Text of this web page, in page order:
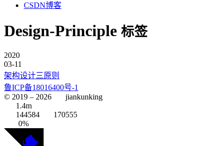
CSDN博客
Design-Principle 标签
2020
03-11
架构设计三原则
鲁ICP备18016400号-1
© 2019 – 2026
jiankunking
1.4m
144584
170555
0%